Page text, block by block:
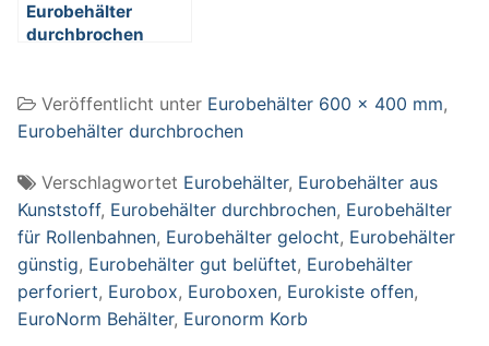
Eurobehälter
durchbrochen
LxBxH 600 x 400 x
320 mm, 63 Liter,
Veröffentlicht unter Eurobehälter 600 x 400 mm,
Eurobehälter durchbrochen
Verschlagwortet Eurobehälter, Eurobehälter aus
Kunststoff, Eurobehälter durchbrochen, Eurobehälter
für Rollenbahnen, Eurobehälter gelocht, Eurobehälter
günstig, Eurobehälter gut belüftet, Eurobehälter
perforiert, Eurobox, Euroboxen, Eurokiste offen,
EuroNorm Behälter, Euronorm Korb